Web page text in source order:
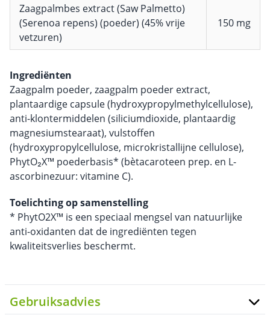
Zaagpalmbes extract (Saw Palmetto)
(Serenoa repens) (poeder) (45% vrije
vetzuren)
150 mg
Ingrediënten
Zaagpalm poeder, zaagpalm poeder extract,
plantaardige capsule (hydroxypropylmethylcellulose),
anti-klontermiddelen (siliciumdioxide, plantaardig
magnesiumstearaat), vulstoffen
(hydroxypropylcellulose, microkristallijne cellulose),
PhytO₂X™ poederbasis* (bètacaroteen prep. en L-
ascorbinezuur: vitamine C).
Toelichting op samenstelling
* PhytO2X™ is een speciaal mengsel van natuurlijke
anti-oxidanten dat de ingrediënten tegen
kwaliteitsverlies beschermt.
Gebruiksadvies